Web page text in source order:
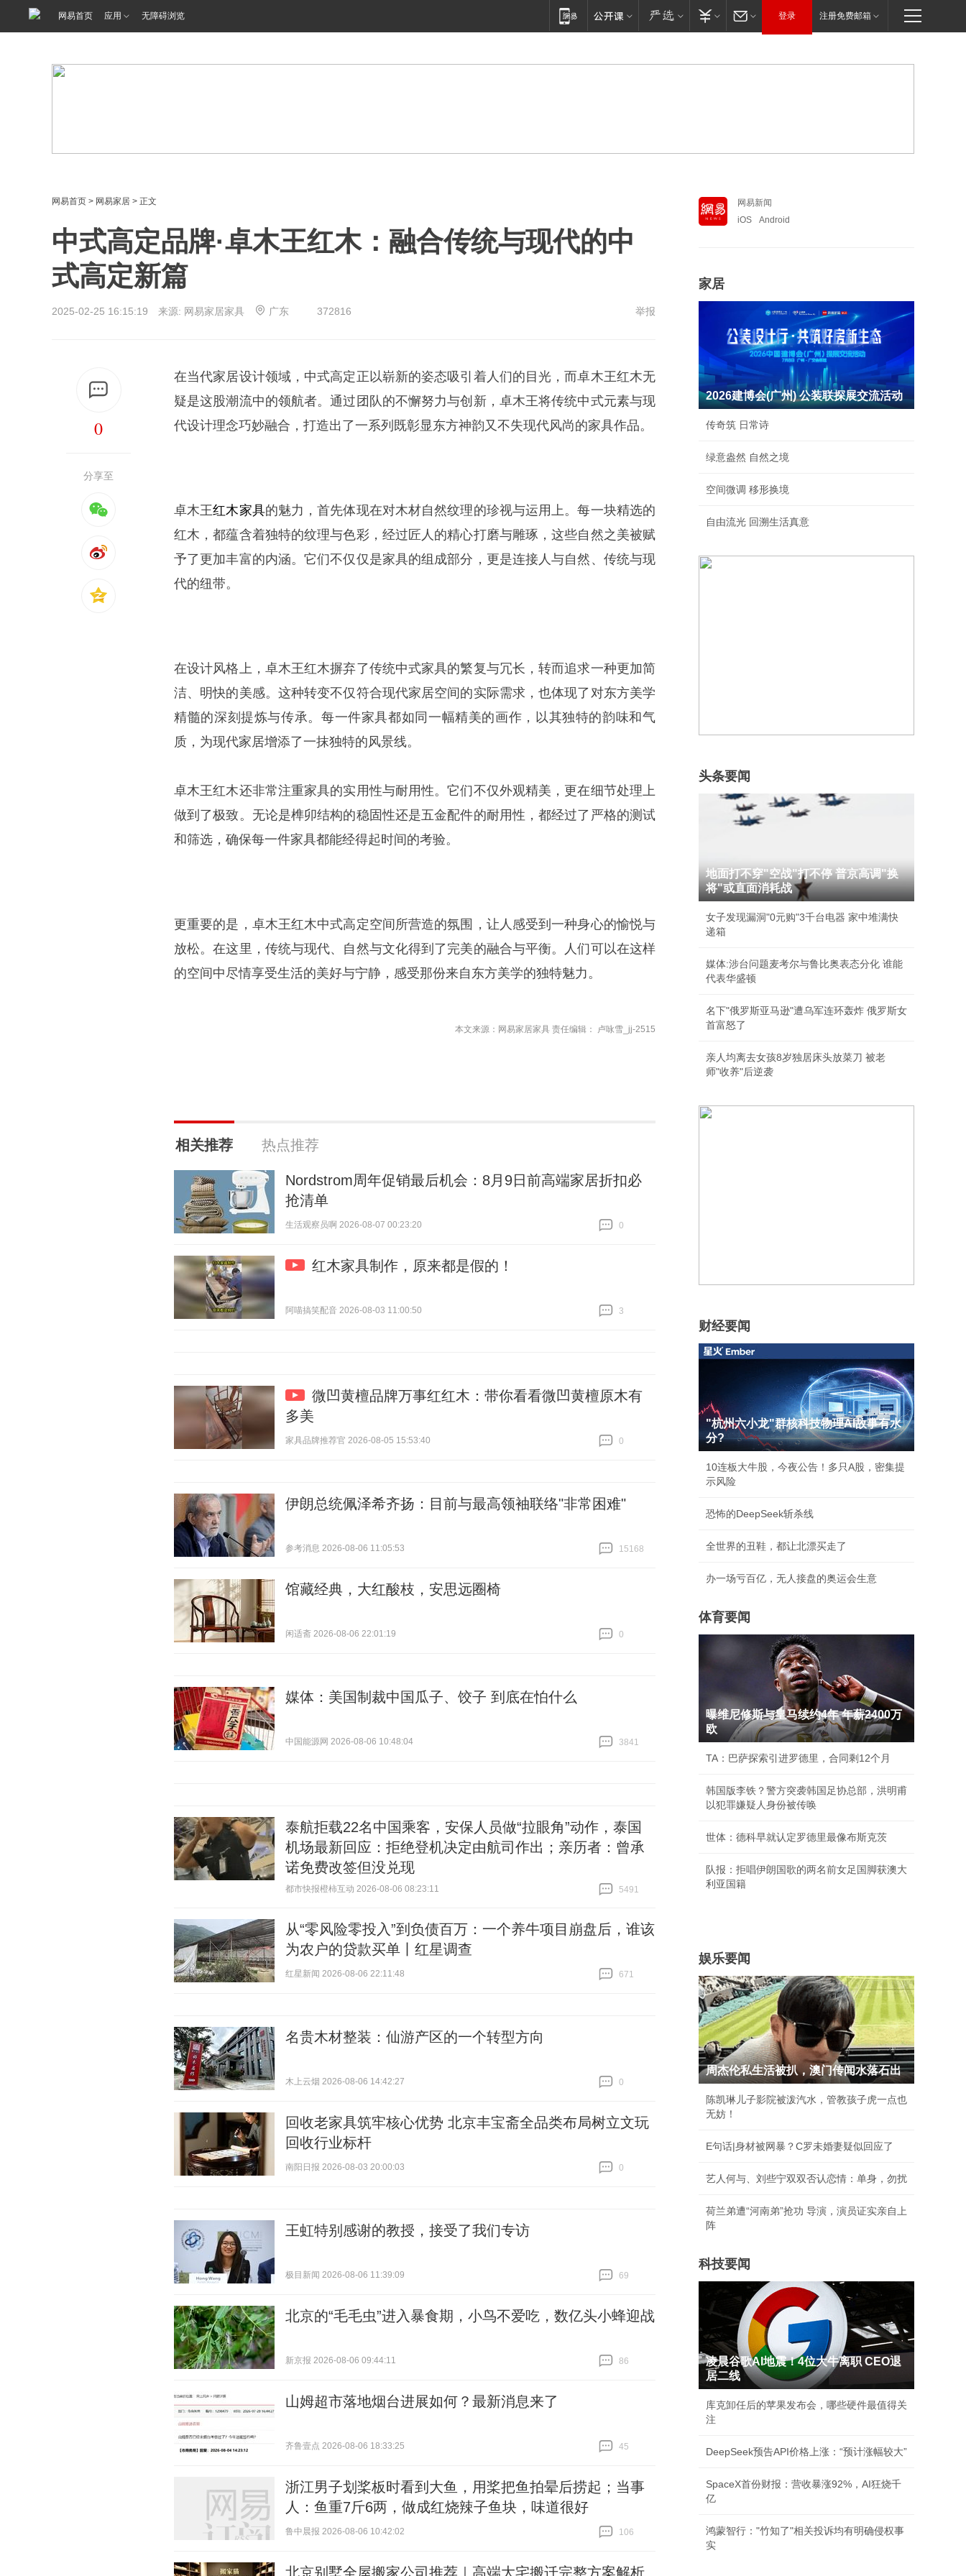
网易首页 应用 无障碍浏览 登录 注册免费邮箱
网易首页 > 网易家居 > 正文
中式高定品牌·卓木王红木：融合传统与现代的中
式高定新篇
2025-02-25 16:15:19 来源: 网易家居家具 广东 372816 举报
0
分享至
在当代家居设计领域，中式高定正以崭新的姿态吸引着人们的目光，而卓木王红木无
疑是这股潮流中的领航者。通过团队的不懈努力与创新，卓木王将传统中式元素与现
代设计理念巧妙融合，打造出了一系列既彰显东方神韵又不失现代风尚的家具作品。
卓木王红木家具的魅力，首先体现在对木材自然纹理的珍视与运用上。每一块精选的
红木，都蕴含着独特的纹理与色彩，经过匠人的精心打磨与雕琢，这些自然之美被赋
予了更加丰富的内涵。它们不仅仅是家具的组成部分，更是连接人与自然、传统与现
代的纽带。
在设计风格上，卓木王红木摒弃了传统中式家具的繁复与冗长，转而追求一种更加简
洁、明快的美感。这种转变不仅符合现代家居空间的实际需求，也体现了对东方美学
精髓的深刻提炼与传承。每一件家具都如同一幅精美的画作，以其独特的韵味和气
质，为现代家居增添了一抹独特的风景线。
卓木王红木还非常注重家具的实用性与耐用性。它们不仅外观精美，更在细节处理上
做到了极致。无论是榫卯结构的稳固性还是五金配件的耐用性，都经过了严格的测试
和筛选，确保每一件家具都能经得起时间的考验。
更重要的是，卓木王红木中式高定空间所营造的氛围，让人感受到一种身心的愉悦与
放松。在这里，传统与现代、自然与文化得到了完美的融合与平衡。人们可以在这样
的空间中尽情享受生活的美好与宁静，感受那份来自东方美学的独特魅力。
本文来源：网易家居家具 责任编辑： 卢咏雪_jj-2515
相关推荐 热点推荐
Nordstrom周年促销最后机会：8月9日前高端家居折扣必
抢清单
生活观察员啊 2026-08-07 00:23:20
0
红木家具制作，原来都是假的！
阿喵搞笑配音 2026-08-03 11:00:50
3
微凹黄檀品牌万事红红木：带你看看微凹黄檀原木有
多美
家具品牌推荐官 2026-08-05 15:53:40
0
伊朗总统佩泽希齐扬：目前与最高领袖联络"非常困难"
参考消息 2026-08-06 11:05:53
15168
馆藏经典，大红酸枝，安思远圈椅
闲适斋 2026-08-06 22:01:19
0
媒体：美国制裁中国瓜子、饺子 到底在怕什么
中国能源网 2026-08-06 10:48:04
3841
泰航拒载22名中国乘客，安保人员做“拉眼角”动作，泰国
机场最新回应：拒绝登机决定由航司作出；亲历者：曾承
诺免费改签但没兑现
都市快报橙柿互动 2026-08-06 08:23:11
5491
从“零风险零投入”到负债百万：一个养牛项目崩盘后，谁该
为农户的贷款买单丨红星调查
红星新闻 2026-08-06 22:11:48
671
名贵木材整装：仙游产区的一个转型方向
木上云烟 2026-08-06 14:42:27
0
回收老家具筑牢核心优势 北京丰宝斋全品类布局树立文玩
回收行业标杆
南阳日报 2026-08-03 20:00:03
0
王虹特别感谢的教授，接受了我们专访
极目新闻 2026-08-06 11:39:09
69
北京的“毛毛虫”进入暴食期，小鸟不爱吃，数亿头小蜂迎战
新京报 2026-08-06 09:44:11
86
山姆超市落地烟台进展如何？最新消息来了
齐鲁壹点 2026-08-06 18:33:25
45
浙江男子划桨板时看到大鱼，用桨把鱼拍晕后捞起；当事
人：鱼重7斤6两，做成红烧辣子鱼块，味道很好
鲁中晨报 2026-08-06 10:42:02
106
北京别墅全屋搬家公司推荐｜高端大宅搬迁完整方案解析
网易新闻
iOS
Android
家居
2026建博会(广州) 公装联探展交流活动
传奇筑 日常诗
绿意盎然 自然之境
空间微调 移形换境
自由流光 回溯生活真意
头条要闻
地面打不穿"空战"打不停 普京高调"换
将"或直面消耗战
女子发现漏洞"0元购"3千台电器 家中堆满快
递箱
媒体:涉台问题麦考尔与鲁比奥表态分化 谁能
代表华盛顿
名下"俄罗斯亚马逊"遭乌军连环轰炸 俄罗斯女
首富怒了
亲人均离去女孩8岁独居床头放菜刀 被老
师"收养"后逆袭
财经要闻
"杭州六小龙"群核科技物理AI故事有水
分?
10连板大牛股，今夜公告！多只A股，密集提
示风险
恐怖的DeepSeek斩杀线
全世界的丑鞋，都让北漂买走了
办一场亏百亿，无人接盘的奥运会生意
体育要闻
曝维尼修斯与皇马续约4年 年薪2400万
欧
TA：巴萨探索引进罗德里，合同剩12个月
韩国版李铁？警方突袭韩国足协总部，洪明甫
以犯罪嫌疑人身份被传唤
世体：德科早就认定罗德里最像布斯克茨
队报：拒唱伊朗国歌的两名前女足国脚获澳大
利亚国籍
娱乐要闻
周杰伦私生活被扒，澳门传闻水落石出
陈凯琳儿子影院被泼汽水，管教孩子虎一点也
无妨！
E句话|身材被网暴？C罗未婚妻疑似回应了
艺人何与、刘些宁双双否认恋情：单身，勿扰
荷兰弟遭“河南弟”抢功 导演，演员证实亲自上
阵
科技要闻
凌晨谷歌AI地震！4位大牛离职 CEO退
居二线
库克卸任后的苹果发布会，哪些硬件最值得关
注
DeepSeek预告API价格上涨：“预计涨幅较大”
SpaceX首份财报：营收暴涨92%，AI狂烧千
亿
鸿蒙智行："竹知了"相关投诉均有明确侵权事
实